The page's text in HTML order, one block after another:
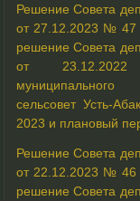
Решение Совета
от 27.12.2023 № 47
решение Совета
от
сельсовет Усть-
2023 и плановый
Решение Совета
от 22.12.2023 № 46
решение Совета